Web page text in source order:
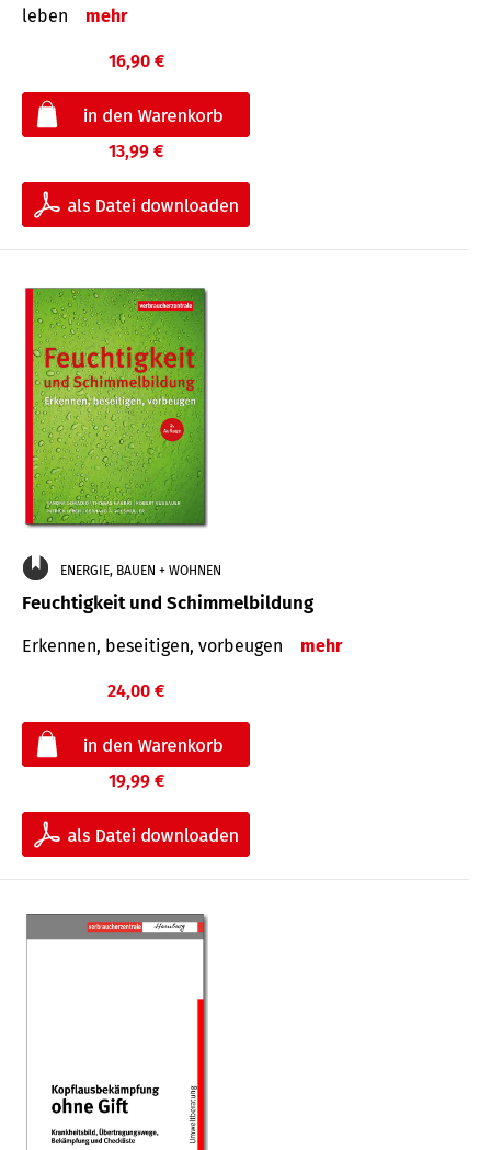
leben
mehr
16,90 €
13,99 €
ENERGIE, BAUEN + WOHNEN
Feuchtigkeit und Schimmelbildung
Erkennen, beseitigen, vorbeugen mehr
24,00 €
19,99 €